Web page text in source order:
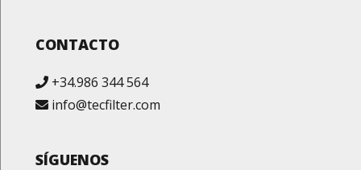
CONTACTO
+34.986 344 564
info@tecfilter.com
SÍGUENOS